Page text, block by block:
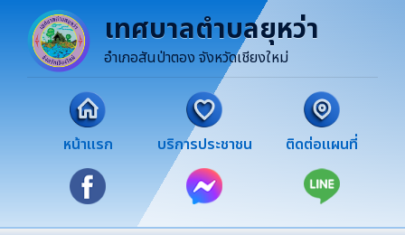
เทศบาลตำบลยุหว่า
อำเภอสันป่าตอง จังหวัดเชียงใหม่
หน้าแรก บริการประชาชน ติดต่อแผนที่